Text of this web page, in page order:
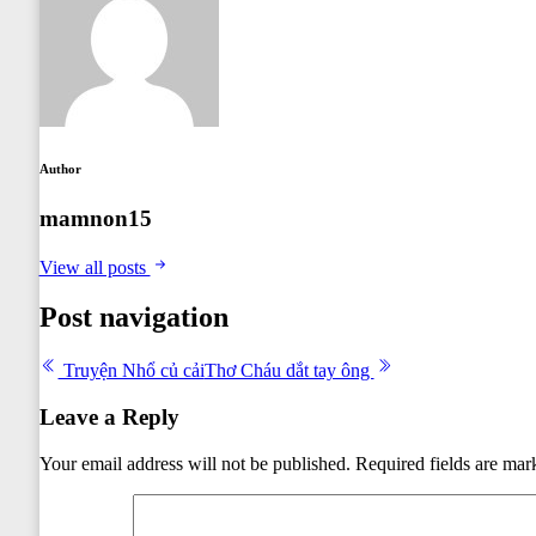
Author
mamnon15
View all posts
Post navigation
Truyện Nhổ củ cảiThơ Cháu dắt tay ông
Leave a Reply
Your email address will not be published. Required fields are